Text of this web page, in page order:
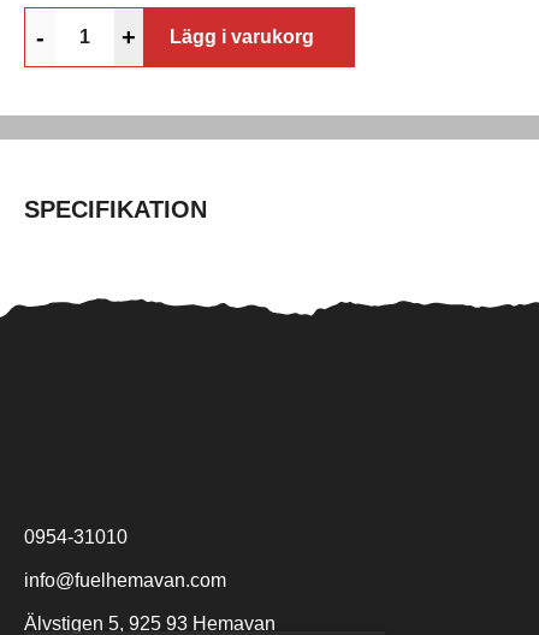
- + Lägg i varukorg
SPECIFIKATION
0954-31010
info@fuelhemavan.com
Älvstigen 5, 925 93 Hemavan